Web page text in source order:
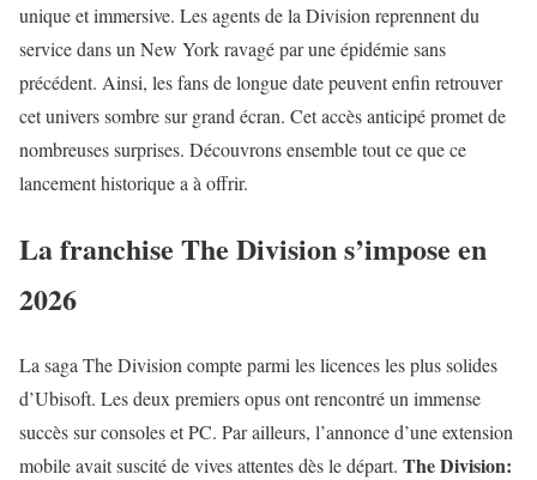
unique et immersive. Les agents de la Division reprennent du
service dans un New York ravagé par une épidémie sans
précédent. Ainsi, les fans de longue date peuvent enfin retrouver
cet univers sombre sur grand écran. Cet accès anticipé promet de
nombreuses surprises. Découvrons ensemble tout ce que ce
lancement historique a à offrir.
La franchise The Division s’impose en
2026
La saga The Division compte parmi les licences les plus solides
d’Ubisoft. Les deux premiers opus ont rencontré un immense
succès sur consoles et PC. Par ailleurs, l’annonce d’une extension
mobile avait suscité de vives attentes dès le départ. The Division: